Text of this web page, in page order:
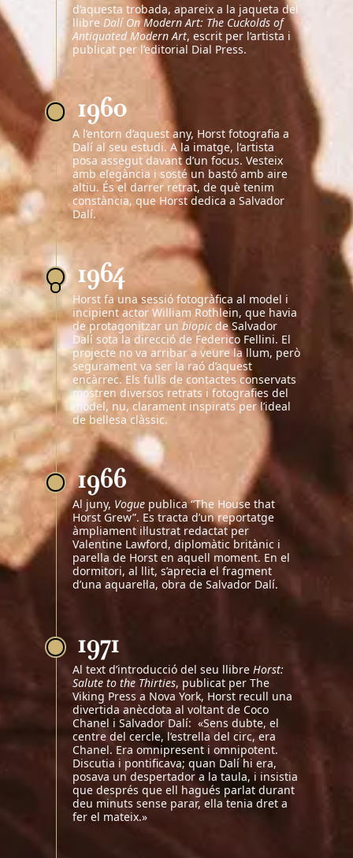
d’aquesta trobada, apareix a la jaqueta del
llibre Dalí On Modern Art: The Cuckolds of
Antiquated Modern Art, escrit per l’artista i
publicat per l’editorial Dial Press.
1960
A l’entorn d’aquest any, Horst fotografia a
Dalí al seu estudi. A la imatge, l’artista
posa assegut davant d’un focus. Vesteix
amb elegància i sosté un bastó amb aire
altiu. És el darrer retrat, de què tenim
constància, que Horst dedica a Salvador
Dalí.
1964
Horst fa una sessió fotogràfica al model i
incipient actor William Rothlein, que havia
de protagonitzar un biopicde Salvador
Dalí sota la direcció de Federico Fellini. El
projecte no va arribar a veure la llum, però
segurament va ser la raó d’aquest
encàrrec. Els fulls de contactes conservats
mostren diversos retrats i fotografies del
model, nu, clarament inspirats per l’ideal
de bellesa clàssic.
1966
Al juny, Vogue publica “The House that
Horst Grew”. Es tracta d’un reportatge
àmpliament il·lustrat redactat per
Valentine Lawford, diplomàtic britànic i
parella de Horst en aquell moment. En el
dormitori, al llit, s’aprecia el fragment
d’una aquarel·la, obra de Salvador Dalí.
1971
Al text d’introducció del seu llibre Horst:
Salute to the Thirties, publicat per The
Viking Press a Nova York, Horst recull una
divertida anècdota al voltant de Coco
Chanel i Salvador Dalí: «Sens dubte, el
centre del cercle, l’estrella del circ, era
Chanel. Era omnipresent i omnipotent.
Discutia i pontificava; quan Dalí hi era,
posava un despertador a la taula, i insistia
que després que ell hagués parlat durant
deu minuts sense parar, ella tenia dret a
fer el mateix.»